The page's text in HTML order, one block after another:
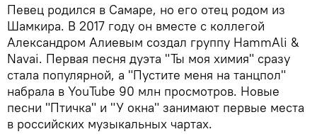
Певец родился в Самаре, но его отец родом из
Шамкира. В 2017 году он вместе с коллегой
Александром Алиевым создал группу HammAli &
Navai. Первая песня дуэта "Ты моя химия" сразу
стала популярной, а "Пустите меня на танцпол"
набрала в YouTube 90 млн просмотров. Новые
песни "Птичка" и "У окна" занимают первые места
в российских музыкальных чартах.